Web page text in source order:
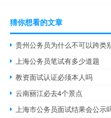
猜你想看的文章
贵州公务员为什么不可以跨类
上海公务员笔试有多少道题
教资面试认证必须本人吗
云南丽江必去4个景点
上海市公务员面试结果会公示